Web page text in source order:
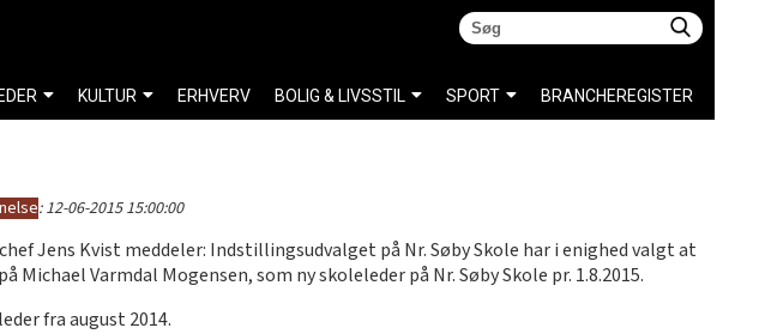
:12-06-2015 15:00:00
Jens Kvist meddeler: Indstillingsudvalget på Nr. Søby Skole har i enighed valgt at
Michael Varmdal Mogensen, som ny skoleleder på Nr. Søby Skole pr. 1.8.2015.
fra august 2014.
KULTUR ERHVERV BOLIG & LIVSSTIL SPORT BRANCHEREGISTER